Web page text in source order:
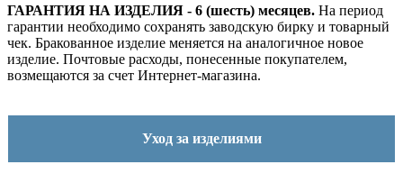
ГАРАНТИЯ НА ИЗДЕЛИЯ - 6 (шесть) месяцев. На период
гарантии необходимо сохранять заводскую бирку и товарный
чек. Бракованное изделие меняется на аналогичное новое
изделие. Почтовые расходы, понесенные покупателем,
возмещаются за счет Интернет-магазина.
Уход за изделиями